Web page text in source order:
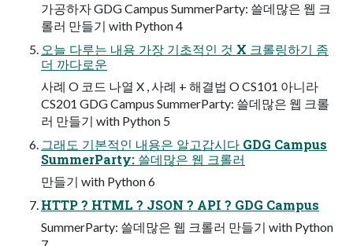
가공하자 GDG Campus SummerParty: 쓸데많은 웹 크
롤러 만들기 with Python 4
오늘 다루는 내용 가장 기초적인 것 X 크롤링하기 좀
더 까다로운
사례 O 코드 나열 X , 사례 + 해결법 O CS101 아니라
CS201 GDG Campus SummerParty: 쓸데많은 웹 크롤
러 만들기 with Python 5
그래도 기본적인 내용은 알고갑시다 GDG Campus
SummerParty: 쓸데많은 웹 크롤러
만들기 with Python 6
HTTP ? HTML ? JSON ? API ? GDG Campus
SummerParty: 쓸데많은 웹 크롤러 만들기 with Python